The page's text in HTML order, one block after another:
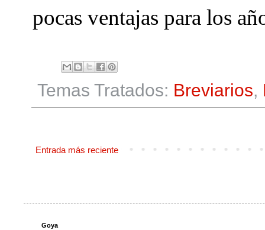
pocas ventajas para los
Temas Tratados: Breviarios,
Entrada más reciente
Goya